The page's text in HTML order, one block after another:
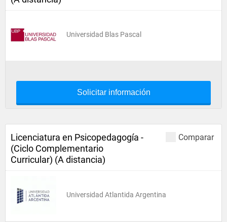
Universidad Blas Pascal
Solicitar información
Comparar
Licenciatura en Psicopedagogía -
(Ciclo Complementario
Curricular) (A distancia)
Universidad Atlantida Argentina